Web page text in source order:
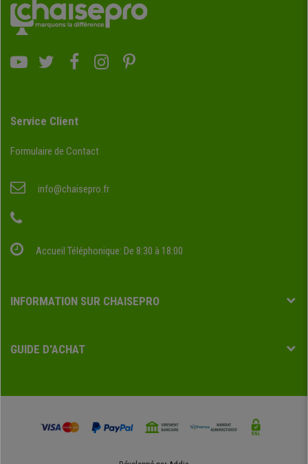
Service Client
Formulaire de Contact
info@chaisepro.fr
Accueil Téléphonique: De 8:30 à 18:00
INFORMATION SUR CHAISEPRO
GUIDE D'ACHAT